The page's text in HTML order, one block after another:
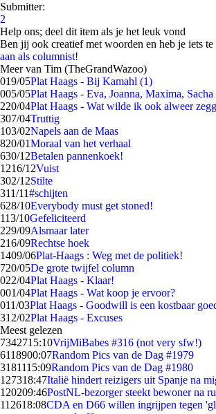
Submitter:
2
Help ons; deel dit item als je het leuk vond
Ben jij ook creatief met woorden en heb je iets te
aan als columnist!
Meer van Tim (TheGrandWazoo)
019/05Plat Haags - Bij Kamahl (1)
005/05Plat Haags - Eva, Joanna, Maxima, Sacha
220/04Plat Haags - Wat wilde ik ook alweer
307/04Truttig
103/02Napels aan de Maas
820/01Moraal van het verhaal
630/12Betalen pannenkoek!
1216/12Vuist
302/12Stilte
311/11#schijten
628/10Everybody must get stoned!
113/10Gefeliciteerd
229/09Alsmaar later
216/09Rechtse hoek
1409/06Plat-Haags : Weg met de politiek!
720/05De grote twijfel column
022/04Plat Haags - Klaar!
001/04Plat Haags - Wat koop je ervoor?
011/03Plat Haags - Goodwill is een kostbaar
312/02Plat Haags - Excuses
Meest gelezen
7342715:10VrijMiBabes #316 (not very sfw!)
6118900:07Random Pics van de Dag #1979
3181115:09Random Pics van de Dag #1980
127318:47Italië hindert reizigers uit Spanje na
120209:46PostNL-bezorger steekt bewoner na
112618:08CDA en D66 willen ingrijpen tegen